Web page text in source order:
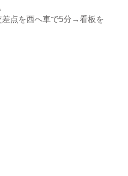
差点を西へ車で5分→看板を